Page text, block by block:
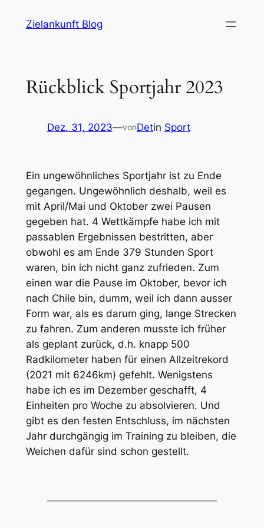
InhaltZielankunft Blog
Rückblick Sportjahr 2023
Dez. 31, 2023—vonDetin Sport
Ein ungewöhnliches Sportjahr ist zu Ende
gegangen. Ungewöhnlich deshalb, weil es
mit April/Mai und Oktober zwei Pausen
gegeben hat. 4 Wettkämpfe habe ich mit
passablen Ergebnissen bestritten, aber
obwohl es am Ende 379 Stunden Sport
waren, bin ich nicht ganz zufrieden. Zum
einen war die Pause im Oktober, bevor ich
nach Chile bin, dumm, weil ich dann ausser
Form war, als es darum ging, lange Strecken
zu fahren. Zum anderen musste ich früher
als geplant zurück, d.h. knapp 500
Radkilometer haben für einen Allzeitrekord
(2021 mit 6246km) gefehlt. Wenigstens
habe ich es im Dezember geschafft, 4
Einheiten pro Woche zu absolvieren. Und
gibt es den festen Entschluss, im nächsten
Jahr durchgängig im Training zu bleiben, die
Weichen dafür sind schon gestellt.